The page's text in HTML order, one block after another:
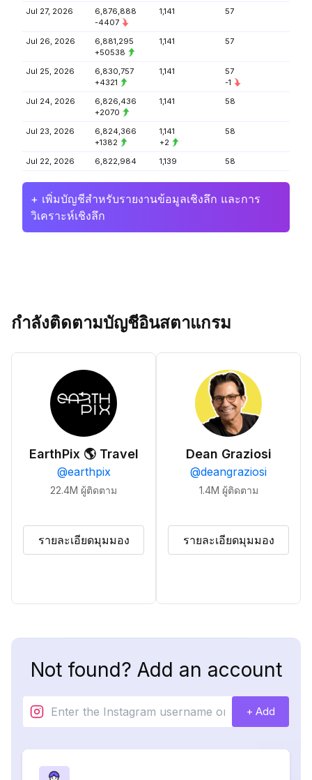
Jul 27, 2026
6,876,888
-4407
1,141 57
Jul 26, 2026
6,881,295
+50538
1,141 57
Jul 25, 2026
6,830,757
+4321
1,141
57
-1
Jul 24, 2026
6,826,436
+2070
1,141 58
Jul 23, 2026
6,824,366
+1382
1,141
+2
58
Jul 22, 2026 6,822,984 1,139 58
+ เพิ่มบัญชีสำหรับรายงานข้อมูลเชิงลึก และการ
วิเคราะห์เชิงลึก
กำลังติดตามบัญชีอินสตาแกรม
EarthPix 🌎 Travel
@earthpix
22.4M ผู้ติดตาม
รายละเอียดมุมมอง
Dean Graziosi
@deangraziosi
1.4M ผู้ติดตาม
รายละเอียดมุมมอง
Not found? Add an account
+ Add